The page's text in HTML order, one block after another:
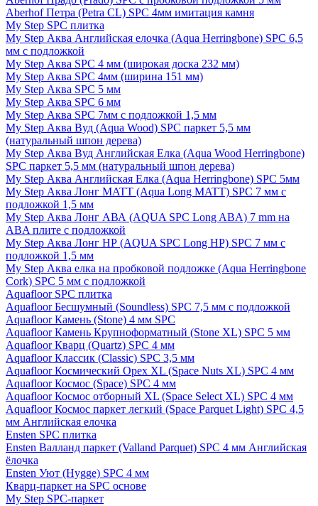
Aberhof Петра (Petra CL) SPC 4мм имитация камня
My Step SPC плитка
My Step Аква Английская елочка (Aqua Herringbone) SPC 6,5
мм с подложкой
My Step Аква SPC 4 мм (широкая доска 232 мм)
My Step Аква SPC 4мм (ширина 151 мм)
My Step Аква SPC 5 мм
My Step Аква SPC 6 мм
My Step Аква SPC 7мм c подложкой 1,5 мм
My Step Аква Вуд (Aqua Wood) SPC паркет 5,5 мм
(натуральный шпон дерева)
My Step Аква Вуд Английская Елка (Aqua Wood Herringbone)
SPC паркет 5,5 мм (натуральный шпон дерева)
My Step Аква Английская Елка (Aqua Herringbone) SPC 5мм
My Step Аква Лонг MATT (Aqua Long MATT) SPC 7 мм с
подложкой 1,5 мм
My Step Аква Лонг АВА (AQUA SPC Long ABA) 7 mm на
ABA плите с подложкой
My Step Аква Лонг НР (AQUA SPC Long HP) SPC 7 мм с
подложкой 1,5 мм
My Step Аква елка на пробковой подложке (Aqua Herringbone
Cork) SPC 5 мм с подложкой
Aquafloor SPC плитка
Aquafloor Бесшумный (Soundless) SPC 7,5 мм с подложкой
Aquafloor Камень (Stone) 4 мм SPC
Aquafloor Камень Крупноформатный (Stone XL) SPC 5 мм
Aquafloor Кварц (Quartz) SPC 4 мм
Aquafloor Классик (Classic) SPC 3,5 мм
Aquafloor Космический Орех XL (Space Nuts XL) SPC 4 мм
Aquafloor Космос (Space) SPC 4 мм
Aquafloor Космос отборный XL (Space Select XL) SPC 4 мм
Aquafloor Космос паркет легкий (Space Parquet Light) SPC 4,5
мм Английская елочка
Ensten SPC плитка
Ensten Валланд паркет (Valland Parquet) SPC 4 мм Английская
ёлочка
Ensten Уют (Hygge) SPC 4 мм
Кварц-паркет на SPC основе
My Step SPC-паркет